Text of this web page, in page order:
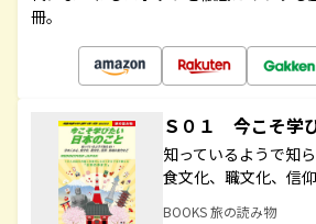
冊。
Ｓ０１ 今こそ学
知っているようで知
食文化、職文化、信
BOOKS 旅の読み物